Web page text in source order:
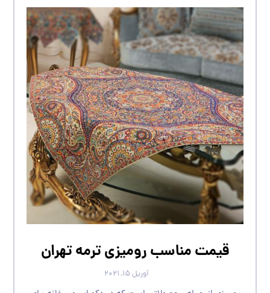
قیمت مناسب رومیزی ترمه تهران
آوریل ۱۵, ۲۰۲۱